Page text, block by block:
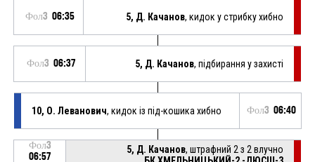
Фол3 06:35 5, Д. Качанов, кидок у стрибку хибно
Фол3 06:37 5, Д. Качанов, підбирання у захисті
10, О. Леванович, кидок із під-кошика хибно Фол3 06:40
Фол3
06:57
5, Д. Качанов, штрафний 2 з 2 влучно